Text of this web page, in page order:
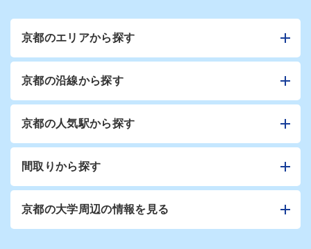
京都のエリアから探す
京都の沿線から探す
京都の人気駅から探す
間取りから探す
京都の大学周辺の情報を見る